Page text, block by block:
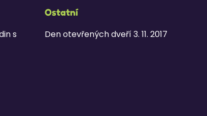
s
Ostatní
Den otevřených dveří 3. 11. 2017